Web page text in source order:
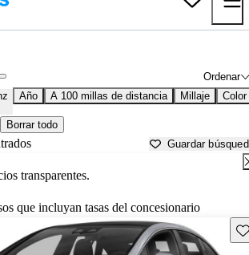
Ordenar
Año A 100 millas de distancia Millaje Color
Borrar todo
Guardar
transparentes.
que incluyan tasas del concesionario